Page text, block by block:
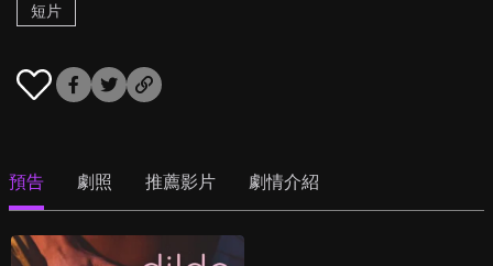
短片
預告 劇照 推薦影片 劇情介紹